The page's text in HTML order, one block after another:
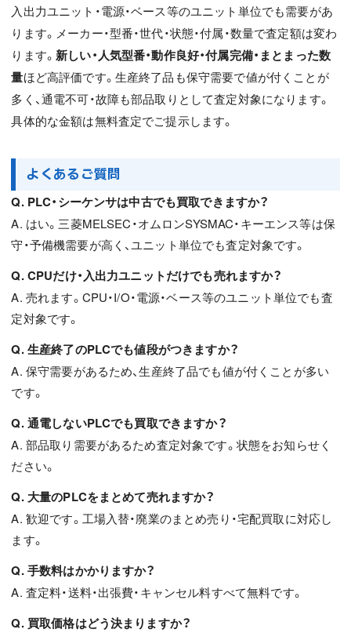
入出力ユニット・電源・ベース等のユニット単位でも需要があ
ります。メーカー・型番・世代・状態・付属・数量で査定額は変わ
ります。新しい・人気型番・動作良好・付属完備・まとまった数
量ほど高評価です。生産終了品も保守需要で値が付くことが
多く、通電不可・故障も部品取りとして査定対象になります。
具体的な金額は無料査定でご提示します。
よくあるご質問
Q. PLC・シーケンサは中古でも買取できますか？
A. はい。三菱MELSEC・オムロンSYSMAC・キーエンス等は保
守・予備機需要が高く、ユニット単位でも査定対象です。
Q. CPUだけ・入出力ユニットだけでも売れますか？
A. 売れます。CPU・I/O・電源・ベース等のユニット単位でも査
定対象です。
Q. 生産終了のPLCでも値段がつきますか？
A. 保守需要があるため、生産終了品でも値が付くことが多い
です。
Q. 通電しないPLCでも買取できますか？
A. 部品取り需要があるため査定対象です。状態をお知らせく
ださい。
Q. 大量のPLCをまとめて売れますか？
A. 歓迎です。工場入替・廃業のまとめ売り・宅配買取に対応し
ます。
Q. 手数料はかかりますか？
A. 査定料・送料・出張費・キャンセル料すべて無料です。
Q. 買取価格はどう決まりますか？